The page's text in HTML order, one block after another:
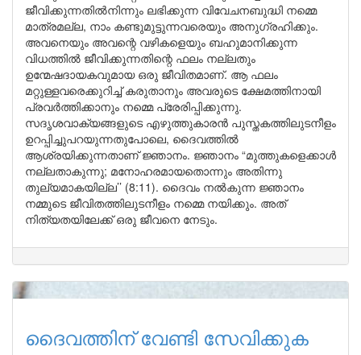
ജീവിക്കുന്നതിൽനിന്നും ലഭിക്കുന്ന വിവേചനബുദ്ധി നമ്മെ
മാത്രമല്ല, നാം കണ്ടുമുട്ടുന്നവരെയും അനുഗ്രഹിക്കും.
അവനെയും അവന്റെ വഴികളെയും ബഹുമാനിക്കുന്ന
വിധത്തിൽ ജീവിക്കുന്നതിന്റെ ഫലം നല്ലതും
ഉന്മേഷദായകവുമായ ഒരു ജീവിതമാണ്. ആ ഫലം
മറ്റുള്ളവരെക്കുറിച്ച് കരുതാനും അവരുടെ ക്ഷേമത്തിനായി
പ്രവർത്തിക്കാനും നമ്മെ പ്രേരിപ്പിക്കുന്നു.
സദൃശവാക്യങ്ങളുടെ എഴുത്തുകാരൻ പുസ്തകത്തിലുടനീളം
ഉറപ്പിച്ചുപറയുന്നതുപോലെ, ദൈവത്തിൽ
ആശ്രയിക്കുന്നതാണ് ജ്ഞാനം. ജ്ഞാനം “മുത്തുകളെക്കാൾ
നല്ലതാകുന്നു; മനോഹരമായതൊന്നും അതിന്നു
തുല്യമാകയില്ല’’ (8:11). ദൈവം നൽകുന്ന ജ്ഞാനം
നമ്മുടെ ജീവിതത്തിലുടനീളം നമ്മെ നയിക്കും. അത്
നിത്യതയിലേക്ക് ഒരു ജീവനെ നേടും.
ദൈവത്തിന് വേണ്ടി സേവിക്കുക